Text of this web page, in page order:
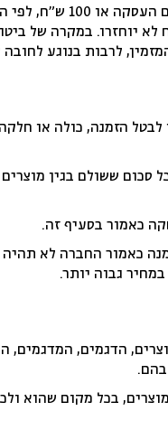
לאחר קבלת הודעת הביטול יושב למזמין
לא יוחזרו. במקרה של
לרבות בנוגע
הזמנה, כולה או
סכום ששולם בגין
כאמור בסעיף זה.
כאמור החברה לא
גבוה יותר.
הדגמים, המדגמים,
בהם.
בכל מקום שהוא